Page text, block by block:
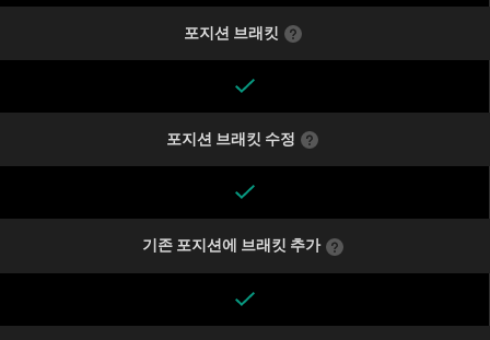
포지션 브래킷
포지션 브래킷 수정
기존 포지션에 브래킷 추가